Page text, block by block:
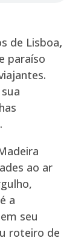
de Lisboa,
paraíso
ao ar
a
seu
roteiro de